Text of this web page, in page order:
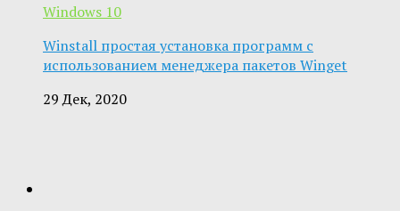
Windows 10
Winstall простая установка программ с
использованием менеджера пакетов Winget
29 Дек, 2020